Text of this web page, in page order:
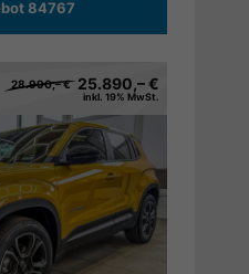
84767
28.990,– € 25.890,– €
inkl. 19% MwSt.